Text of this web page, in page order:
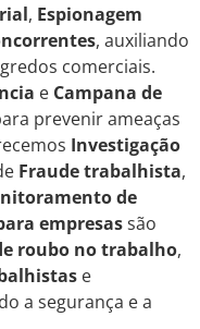
, Espionagem
, auxiliando
comerciais.
e Campana de
prevenir ameaças
Investigação
Fraude trabalhista,
de
empresassão
roubo no trabalho,
e
a segurança e a